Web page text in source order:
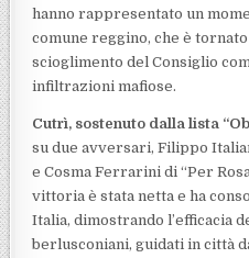
hanno rappresentato un
comune reggino, che è
scioglimento del Consiglio
infiltrazioni mafiose.
Cutrì, sostenuto dalla lista
su due avversari, Filippo
e Cosma Ferrarini di “Per
vittoria è stata netta e ha
Italia, dimostrando l’efficacia
berlusconiani, guidati in città